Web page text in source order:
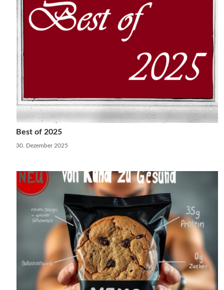
Best of 2025
30. Dezember 2025